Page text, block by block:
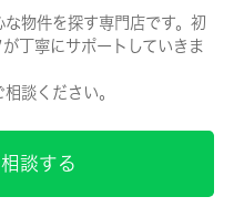
物件を探す専門店です。初
丁寧にサポートしていきま
談ください。
談する